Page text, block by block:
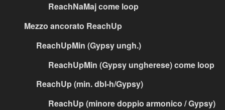
ReachNaMaj come loop
Mezzo ancorato ReachUp
ReachUpMin (Gypsy ungh.)
ReachUpMin (Gypsy ungherese) come loop
ReachUp (min. dbl-h/Gypsy)
ReachUp (minore doppio armonico / Gypsy)